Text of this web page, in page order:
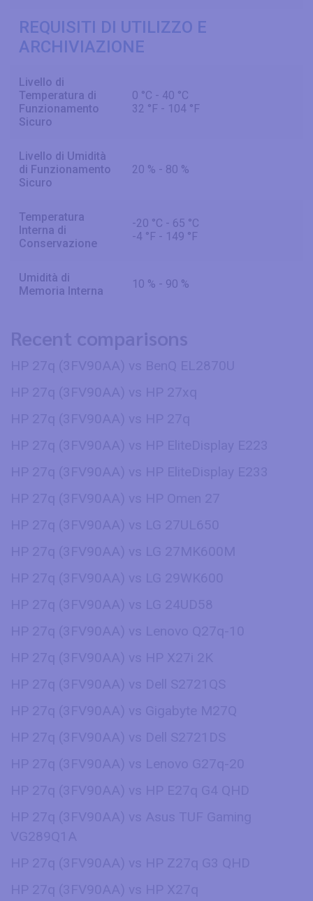
REQUISITI DI UTILIZZO E
ARCHIVIAZIONE
Livello di
Temperatura di
Funzionamento
Sicuro
0 °C - 40 °C
32 °F - 104 °F
Livello di Umidità
di Funzionamento
Sicuro
20 % - 80 %
Temperatura
Interna di
Conservazione
-20 °C - 65 °C
-4 °F - 149 °F
Umidità di
Memoria Interna
10 % - 90 %
Recent comparisons